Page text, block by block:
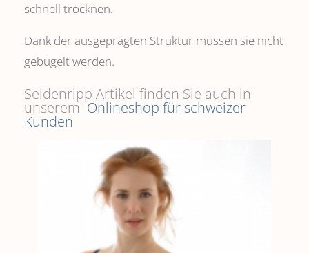
schnell trocknen.
Dank der ausgeprägten Struktur müssen sie nicht
gebügelt werden.
Seidenripp Artikel finden Sie auch in
unserem Onlineshop für schweizer
Kunden